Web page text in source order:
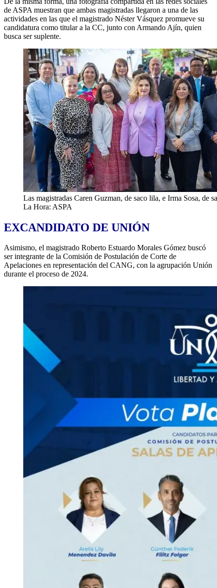
de ASPA muestran que ambas magistradas llegaron a una de las
actividades en las que el magistrado Néster Vásquez promueve su
candidatura como titular a la CC, junto con Armando Ajín, quien
busca ser suplente.
Las magistradas Caren Guzman, de saco lila, e Irma Sosa, de
La Hora: ASPA
EXCANDIDATO DE UNIÓN
Asimismo, el magistrado Roberto Estuardo Morales Gómez buscó
ser integrante de la Comisión de Postulación de Corte de
Apelaciones en representación del CANG, con la agrupación Unión
durante el proceso de 2024.